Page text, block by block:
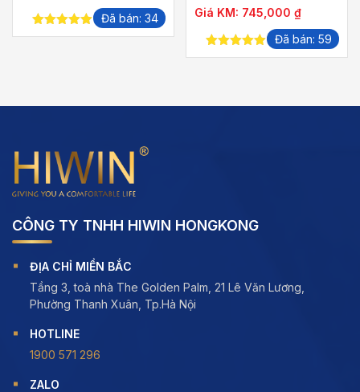
5.00out of
Đã bán: 34
Giá KM: 745,000 ₫
5.00out of
Đã bán: 59
CÔNG TY TNHH HIWIN HONGKONG
ĐỊA CHỈ MIỀN BẮC
Tầng 3, toà nhà The Golden Palm, 21 Lê Văn Lương,
Phường Thanh Xuân, Tp.Hà Nội
HOTLINE
1900 571 296
ZALO